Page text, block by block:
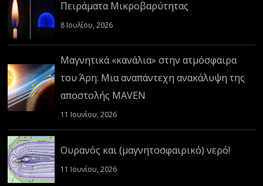
Πειράματα Μικροβαρύτητας
8 Ιουλίου, 2026
Μαγνητικά «κανάλια» στην ατμόσφαιρα
του Άρη: Μια αναπάντεχη ανακάλυψη της
αποστολής MAVEN
11 Ιουνίου, 2026
Ουρανός και (μαγνητοσφαιρικό) νερό!
11 Ιουνίου, 2026